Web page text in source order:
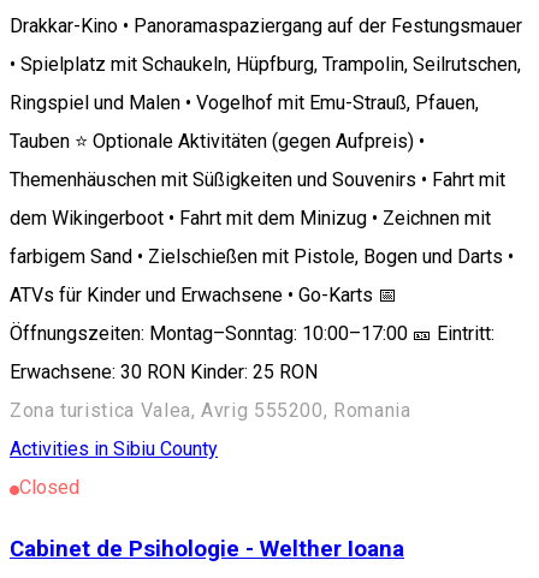
Drakkar-Kino • Panoramaspaziergang auf der Festungsmauer
• Spielplatz mit Schaukeln, Hüpfburg, Trampolin, Seilrutschen,
Ringspiel und Malen • Vogelhof mit Emu-Strauß, Pfauen,
Tauben ⭐ Optionale Aktivitäten (gegen Aufpreis) •
Themenhäuschen mit Süßigkeiten und Souvenirs • Fahrt mit
dem Wikingerboot • Fahrt mit dem Minizug • Zeichnen mit
farbigem Sand • Zielschießen mit Pistole, Bogen und Darts •
ATVs für Kinder und Erwachsene • Go-Karts 📅
Öffnungszeiten: Montag–Sonntag: 10:00–17:00 🎫 Eintritt:
Erwachsene: 30 RON Kinder: 25 RON
Zona turistica Valea, Avrig 555200, Romania
Activities in Sibiu County
Closed
Cabinet de Psihologie - Welther Ioana